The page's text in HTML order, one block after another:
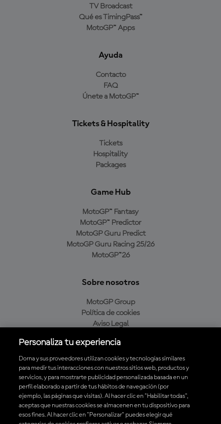
TV Broadcast
Qué es TimingPass™
MotoGP™ Apps
Ayuda
Contacto
FAQ
Únete a MotoGP™
Tickets & Hospitality
Tickets
Hospitality
Packages
Game Hub
MotoGP™ Fantasy
MotoGP™ Predictor
MotoGP Guru Predict
MotoGP Guru Racing 25/26
MotoGP™26
Sobre nosotros
MotoGP Group
Política de cookies
Aviso Legal
Política de compra
Descarga la aplicación oficial de MotoGP™
Personaliza tu experiencia
Dorna y sus proveedores utilizan cookies y tecnologías similares
para medir tus interacciones con nuestros sitios web, productos y
servicios, y para mostrarte publicidad personalizada basada en un
perfil elaborado a partir de tus hábitos de navegación (por
ejemplo, las páginas que visitas). Al hacer clic en "Habilitar todas",
aceptas que nuestras cookies se almacenen en tu dispositivo para
esos fines. Al hacer clic en "Personalizar" puedes elegir qué